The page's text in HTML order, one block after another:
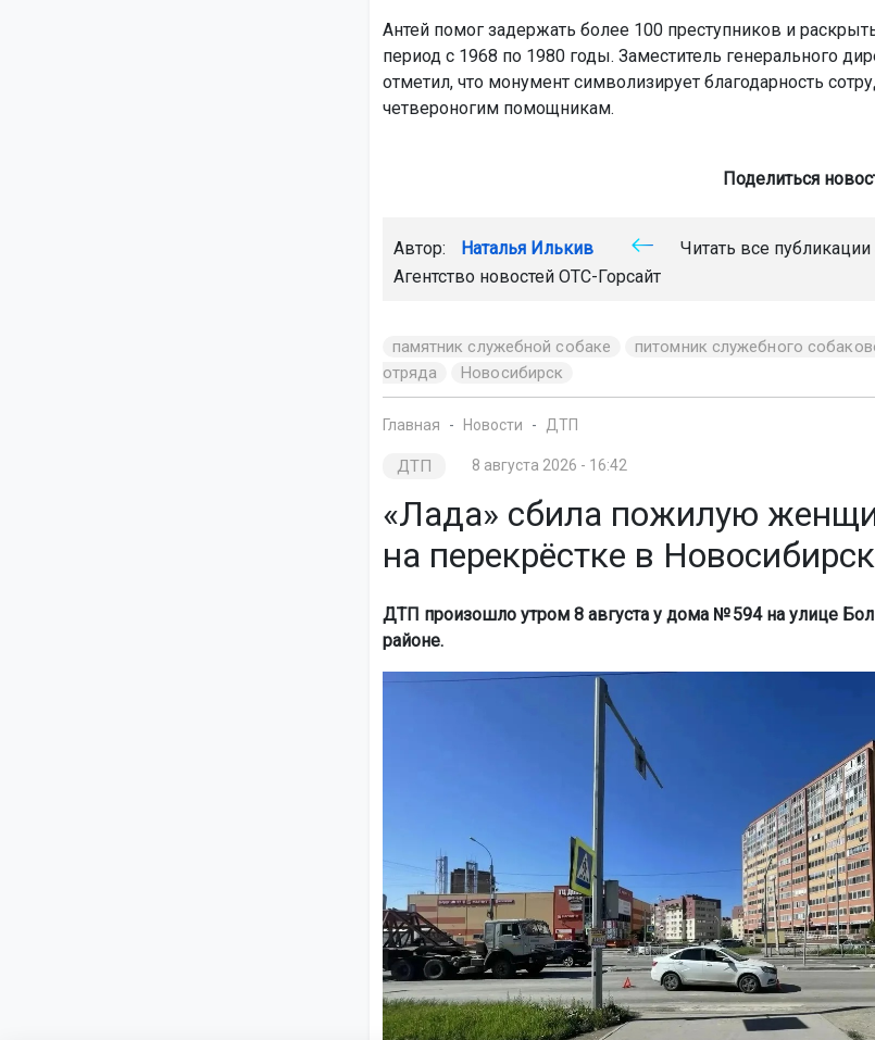
Антей помог задержать более 100 преступников и
период с 1968 по 1980 годы. Заместитель генерального
отметил, что монумент символизирует благодарность
четвероногим помощникам.
Поделиться
Автор: Наталья Илькив
Читать все публикации
Агентство новостей ОТС-Горсайт
памятник служебной собаке
питомник служебного
отряда
Новосибирск
Главная Новости ДТП
ДТП 8 августа 2026 - 16:42
«Лада» сбила пожилую
на перекрёстке в
ДТП произошло утром 8 августа у дома № 594 на улице
районе.